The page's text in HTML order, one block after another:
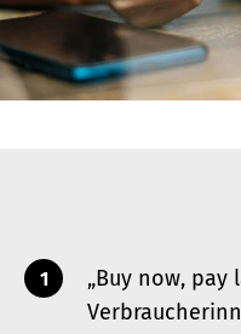
„Buy now, pay